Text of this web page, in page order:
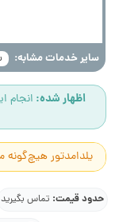
سایر خدمات مشابه:
اظهار شده: انجام
یلدامدتور
حدود قیمت: تماس بگیرید